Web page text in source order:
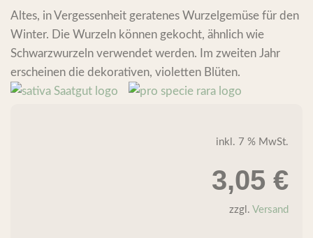
Altes, in Vergessenheit geratenes Wurzelgemüse für den
Winter. Die Wurzeln können gekocht, ähnlich wie
Schwarzwurzeln verwendet werden. Im zweiten Jahr
erscheinen die dekorativen, violetten Blüten.
inkl. 7 % MwSt.
3,05 €
zzgl. Versand